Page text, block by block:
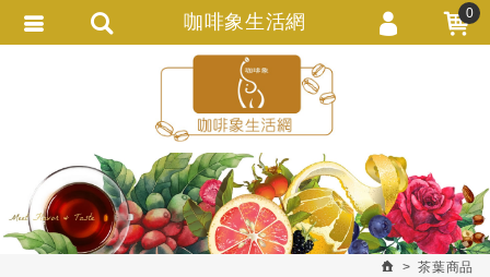
茶葉商品
咖啡象生活網 0
會員登入
會員註冊
訂單查詢
追蹤清單
繁體中文